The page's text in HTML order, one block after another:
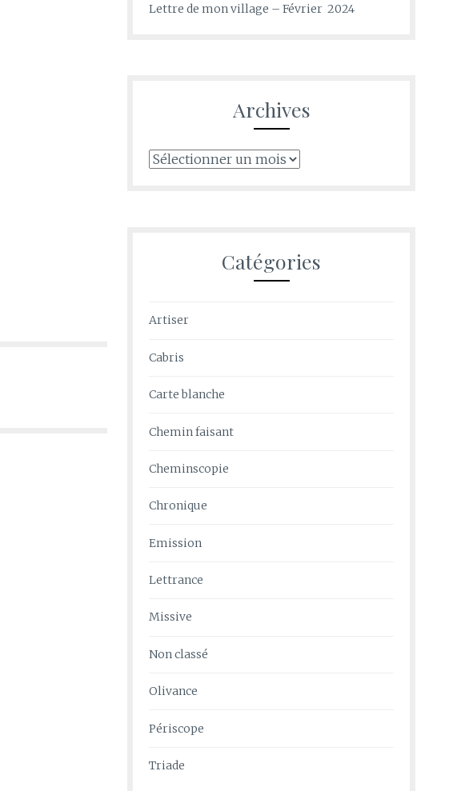
Lettre de mon village – Février 2024
Archives
Archives
Catégories
Artiser
Cabris
Carte blanche
Chemin faisant
Cheminscopie
Chronique
Emission
Lettrance
Missive
Non classé
Olivance
Périscope
Triade